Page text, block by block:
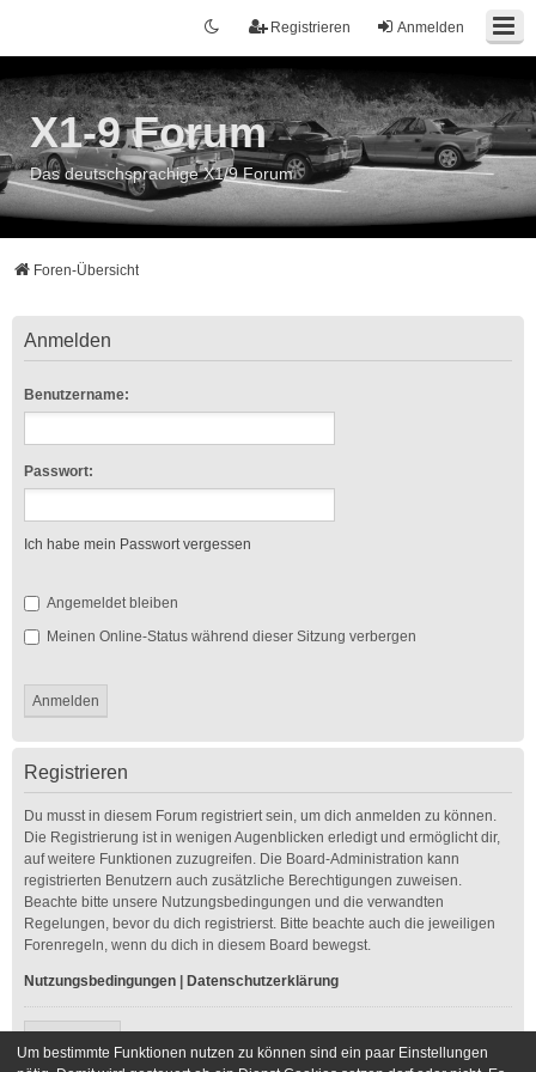
Anmelden
Registrieren
X1-9 Forum
Das deutschsprachige X1/9 Forum
Foren-Übersicht
Anmelden
Benutzername:
Passwort:
Ich habe mein Passwort vergessen
Angemeldet bleiben
Meinen Online-Status während dieser Sitzung verbergen
Registrieren
Du musst in diesem Forum registriert sein, um dich anmelden zu können.
Die Registrierung ist in wenigen Augenblicken erledigt und ermöglicht dir,
auf weitere Funktionen zuzugreifen. Die Board-Administration kann
registrierten Benutzern auch zusätzliche Berechtigungen zuweisen.
Beachte bitte unsere Nutzungsbedingungen und die verwandten
Regelungen, bevor du dich registrierst. Bitte beachte auch die jeweiligen
Forenregeln, wenn du dich in diesem Board bewegst.
Nutzungsbedingungen Datenschutzerklärung
Um bestimmte Funktionen nutzen zu können sind ein paar Einstellungen